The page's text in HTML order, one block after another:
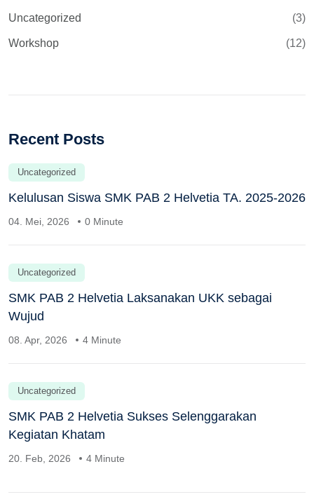
Uncategorized (3)
Workshop (12)
Recent Posts
Uncategorized
Kelulusan Siswa SMK PAB 2 Helvetia TA. 2025-2026
04. Mei, 2026 0 Minute
Uncategorized
SMK PAB 2 Helvetia Laksanakan UKK sebagai
Wujud
08. Apr, 2026 4 Minute
Uncategorized
SMK PAB 2 Helvetia Sukses Selenggarakan
Kegiatan Khatam
20. Feb, 2026 4 Minute